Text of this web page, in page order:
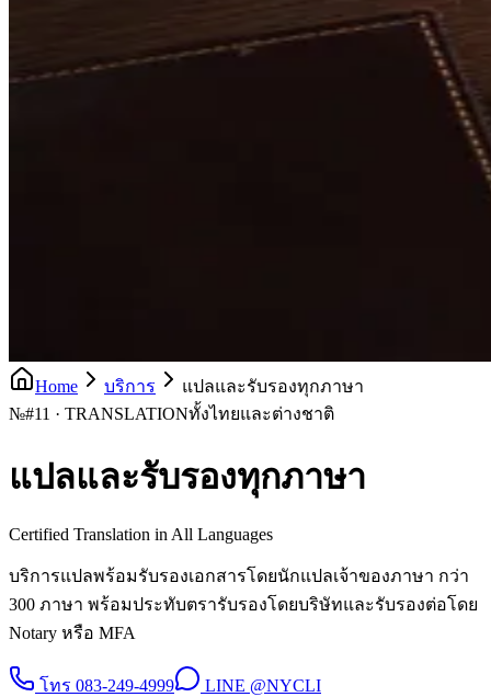
Home บริการ
แปลและรับรองทุกภาษา
№#11 · TRANSLATIONทั้งไทยและต่างชาติ
แปลและรับรองทุกภาษา
Certified Translation in All Languages
บริการแปลพร้อมรับรองเอกสารโดยนักแปลเจ้าของภาษา กว่า
300 ภาษา พร้อมประทับตรารับรองโดยบริษัทและรับรองต่อโดย
Notary หรือ MFA
โทร 083-249-4999 LINE @NYCLI